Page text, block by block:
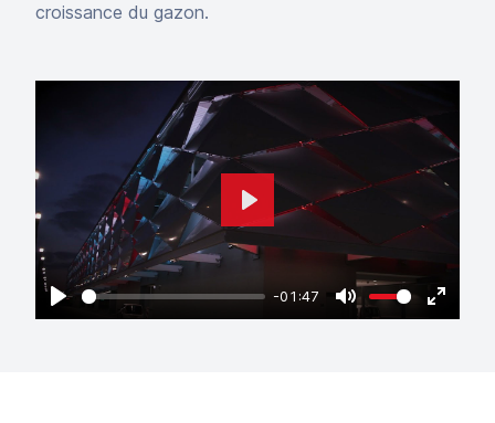
croissance du gazon.
Play
-01:47
Mute
Enter
Play